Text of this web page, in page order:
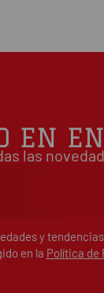
EN
las
y
en la Política de